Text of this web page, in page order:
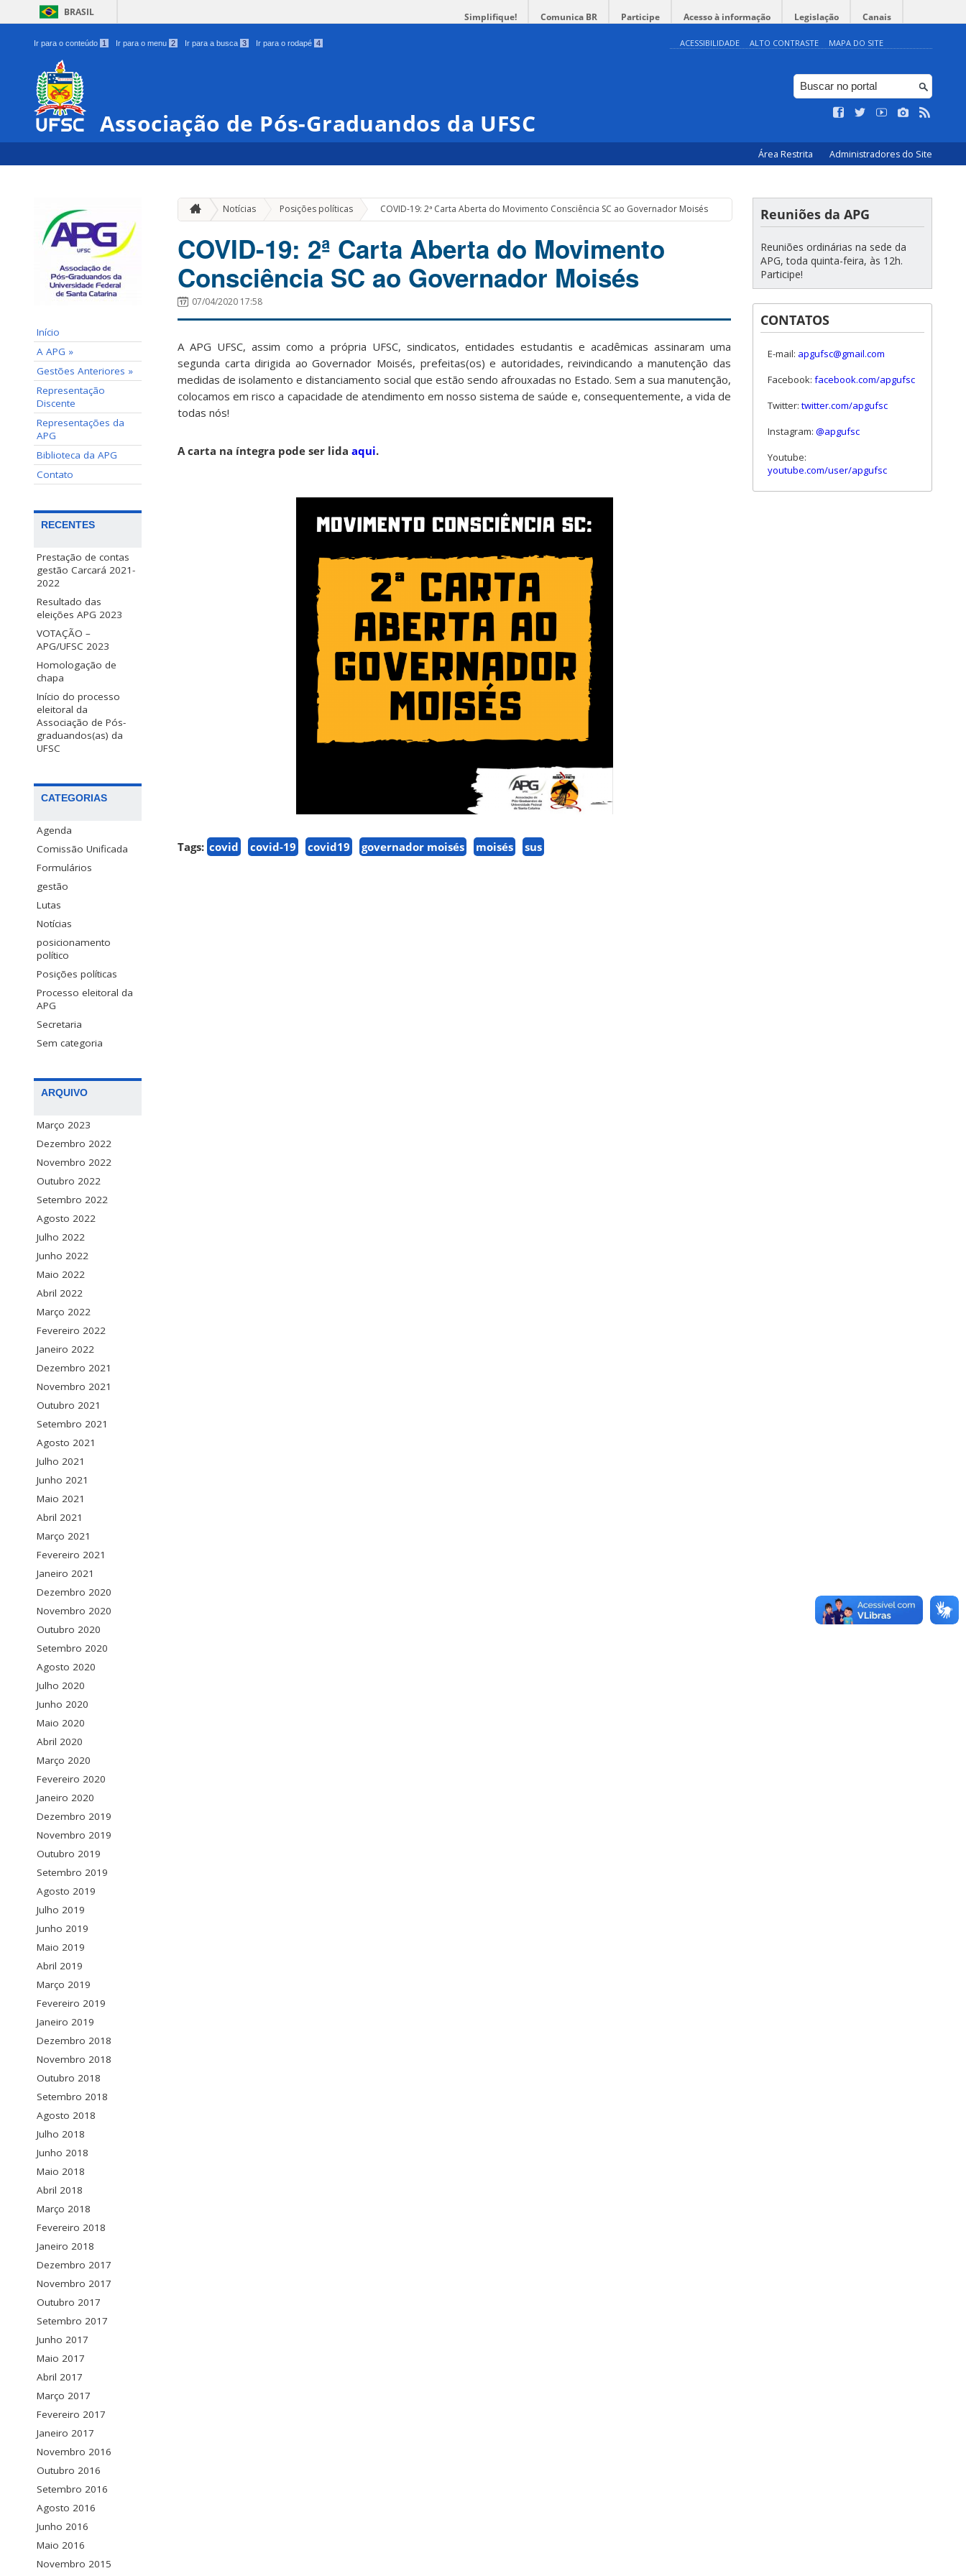
BRASIL Simplifique! Comunica BR Participe Acesso à informação Legislação Canais
Ir para o conteúdo 1 Ir para o menu 2 Ir para a busca 3 Ir para o rodapé 4 ACESSIBILIDADE ALTO CONTRASTE MAPA DO SITE
Associação de Pós-Graduandos da UFSC
Área Restrita Administradores do Site
Início
A APG »
Gestões Anteriores »
Representação
Discente
Representações da
APG
Biblioteca da APG
Contato
RECENTES
Prestação de contas
gestão Carcará 2021-
2022
Resultado das
eleições APG 2023
VOTAÇÃO –
APG/UFSC 2023
Homologação de
chapa
Início do processo
eleitoral da
Associação de Pós-
graduandos(as) da
UFSC
CATEGORIAS
Agenda
Comissão Unificada
Formulários
gestão
Lutas
Notícias
posicionamento
político
Posições políticas
Processo eleitoral da
APG
Secretaria
Sem categoria
ARQUIVO
Março 2023
Dezembro 2022
Novembro 2022
Outubro 2022
Setembro 2022
Agosto 2022
Julho 2022
Junho 2022
Maio 2022
Abril 2022
Março 2022
Fevereiro 2022
Janeiro 2022
Dezembro 2021
Novembro 2021
Outubro 2021
Setembro 2021
Agosto 2021
Julho 2021
Junho 2021
Maio 2021
Abril 2021
Março 2021
Fevereiro 2021
Janeiro 2021
Dezembro 2020
Novembro 2020
Outubro 2020
Setembro 2020
Agosto 2020
Julho 2020
Junho 2020
Maio 2020
Abril 2020
Março 2020
Fevereiro 2020
Janeiro 2020
Dezembro 2019
Novembro 2019
Outubro 2019
Setembro 2019
Agosto 2019
Julho 2019
Junho 2019
Maio 2019
Abril 2019
Março 2019
Fevereiro 2019
Janeiro 2019
Dezembro 2018
Novembro 2018
Outubro 2018
Setembro 2018
Agosto 2018
Julho 2018
Junho 2018
Maio 2018
Abril 2018
Março 2018
Fevereiro 2018
Janeiro 2018
Dezembro 2017
Novembro 2017
Outubro 2017
Setembro 2017
Junho 2017
Maio 2017
Abril 2017
Março 2017
Fevereiro 2017
Janeiro 2017
Novembro 2016
Outubro 2016
Setembro 2016
Agosto 2016
Junho 2016
Maio 2016
Novembro 2015
Notícias Posições políticas » COVID-19: 2ª Carta Aberta do Movimento Consciência SC ao Governador Moisés
COVID-19: 2ª Carta Aberta do Movimento
Consciência SC ao Governador Moisés
07/04/2020 17:58
A APG UFSC, assim como a própria UFSC, sindicatos, entidades estudantis e acadêmicas assinaram uma
segunda carta dirigida ao Governador Moisés, prefeitas(os) e autoridades, reivindicando a manutenção das
medidas de isolamento e distanciamento social que estão sendo afrouxadas no Estado. Sem a sua manutenção,
colocamos em risco a capacidade de atendimento em nosso sistema de saúde e, consequentemente, a vida de
todas nós!
A carta na íntegra pode ser lida aqui.
Tags: covid covid-19 covid19 governador moisés moisés sus
Reuniões da APG
Reuniões ordinárias na sede da
APG, toda quinta-feira, às 12h.
Participe!
CONTATOS
E-mail: apgufsc@gmail.com
Facebook: facebook.com/apgufsc
Twitter: twitter.com/apgufsc
Instagram: @apgufsc
Youtube:
youtube.com/user/apgufsc